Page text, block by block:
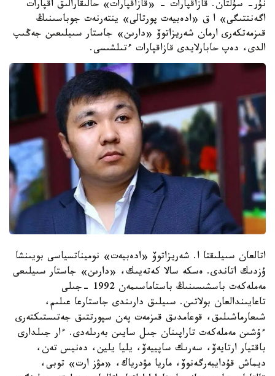
نۇر- سۇلتان. قازاقپارات - «قازاقپارات» حالىقارالىق اقپارات
اگەنتتىگى» ا ق «ادەبيەت پورتالى» ينتەرنەت جوباسىنىڭ
قىزمەتكەرى ارمان شەريزاتوۆ «دارىن» جاستار سىيلىعىن جەڭىپ
الدى، دەپ حابارلايدى قازاقپارات ءتىلشىسى.
اتالعان سىيلىقتا ا. شەريزاتوۆ «ادەبيەت» نوميناتسياسى بويىنشا
ۇزدىك اتاندى. ەسكە سالا كەتەيىك، «دارىن» جاستار سىيلىعى
مەملەكەت باسشىسىنىڭ باستاماسىمەن 1992 -جىلى
تاعايىندالعان بولاتىن. سىيلىق دارىندى جاستارعا عىلىم،
شىعارماشىلىق، قوعامدىق قىزمەت پەن سپورتتىق جەتىستىكتەرى
ءۇشىن مەملەكەت تاراپىنان جىل سايىن بەرىلەدى. ءار جىلدارى
باقتيار ارتايەۆ، سەرىك ساپييەۆ، يليا يلين، دەنيس تەن،
ديماش قۇدايبەرگەنوۆ، ماريا مۋدرياك، «مۋز ارت» توبى،